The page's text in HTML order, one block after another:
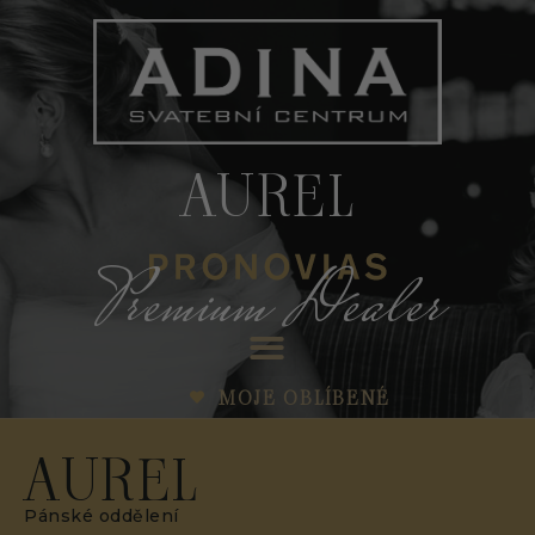
AUREL
Premium Dealer
MOJE OBLÍBENÉ
AUREL
Pánské oddělení